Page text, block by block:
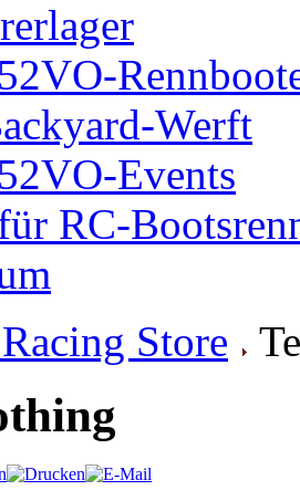
Werft
Events
RC-
Store